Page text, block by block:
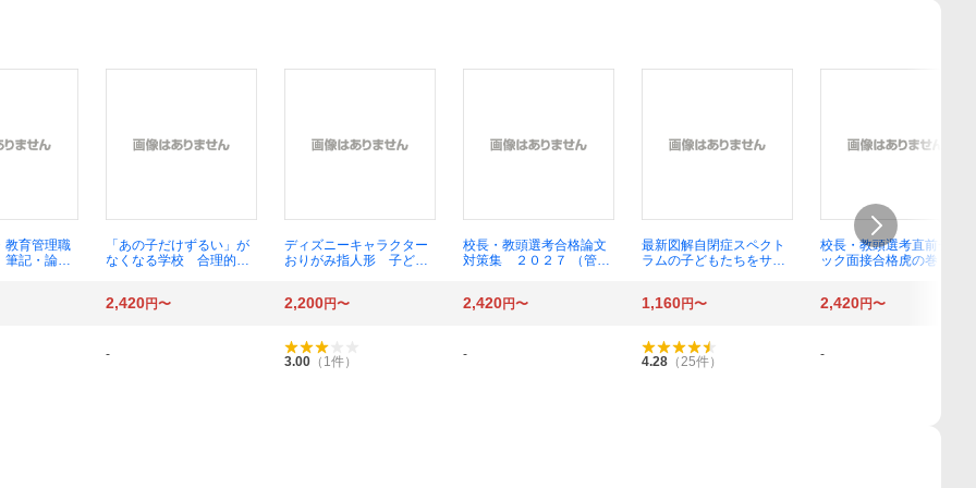
教育管理職
記・論
「あの子だけずるい」が
なくなる学校 合理的配
悦子／〔ほか〕著
ディズニーキャラクター
おりがみ指人形 子ども
しばしなおこ／著
校長・教頭選考合格論文
対策集 ２０２７ （管理
会／編
最新図解自閉症スペクト
ラムの子どもたちをサポ
を考える 心をつなぐ）
校長・教頭選考直前チェ
ック面接合格虎の巻 ２
2,420円〜 2,200円〜 2,420円〜 1,160円〜 2,420円〜
- 3.00 （ 1件） - 4.28 （25件） -